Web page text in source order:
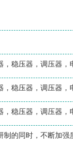
，稳压器，调压器，
，稳压器，调压器，
，稳压器，调压器，
制的同时，不断加强